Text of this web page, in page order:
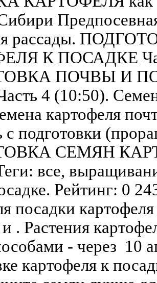
рассады.
К ПОСАДКЕ
ПОЧВЫ И
4 (10:50).
картофеля
с подготовки
СЕМЯН
все,
Рейтинг: 0
посадки
. Растения
- через 10
картофеля к